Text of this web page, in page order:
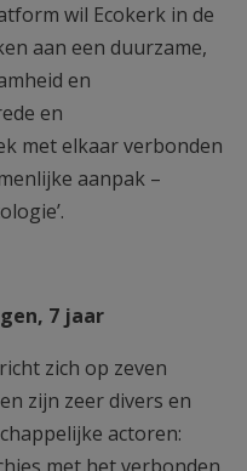
wil Ecokerk in de
aan een duurzame,
en
en
met elkaar verbonden
aanpak –
7 jaar
zich op zeven
zijn zeer divers en
actoren: